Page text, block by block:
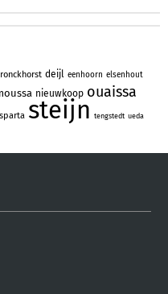
deijl eenhoorn elsenhout
nieuwkoop ouaissa
sparta steijn tengstedt ueda